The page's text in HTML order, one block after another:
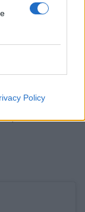
Policy
για το
για τις
Tre Sorelle
και
του